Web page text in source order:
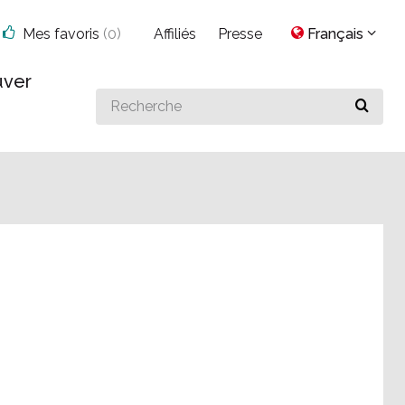
Search
for
Mes favoris (0) Affiliés Presse Français